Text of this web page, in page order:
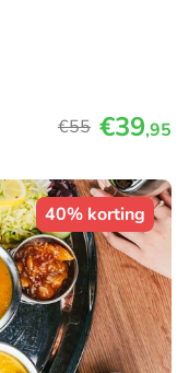
€55 €39,95
40% korting